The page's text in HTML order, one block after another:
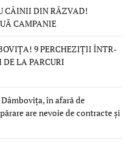
CÂINII DIN RĂZVAD!
CAMPANIE
9 PERCHEZIȚII ÎNTR-
DE LA PARCURI
în afară de
are nevoie de contracte și